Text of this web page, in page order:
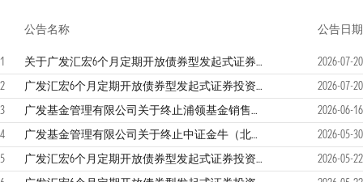
公告名称 公告日期
1 关于广发汇宏6个月定期开放债券型发起式证券投资基金开放申购、赎回和转换业务的公告
2026-07-20
2
广发汇宏6个月定期开放债券型发起式证券投资基金2026年第2季度报告
2026-07-20
3
广发基金管理有限公司关于终止浦领基金销售有限公司办理旗下基金销售业务并为投资者办理转托管业务的公告
2026-06-16
4
广发基金管理有限公司关于终止中证金牛（北京）基金销售有限公司办理旗下基金销售业务并为投资者办理转托管业务的公告
2026-05-30
5
广发汇宏6个月定期开放债券型发起式证券投资基金更新的招募说明书
2026-05-22